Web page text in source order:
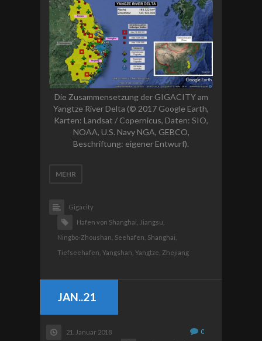
Die Zusammensetzung der GIGACITY am
Yangtze River Delta (© 2017 Google Earth,
Karten: Landsat / Copernicus, Daten: SIO,
NOAA, U.S. Navy NGA, GEBCO,
Beschriftung: eigener Entwurf).
MEHR
Gigacity
Hafen von Shanghai,
Jiangsu,
Ningbo-Zhoushan, Seehafen, Shanghai,
Tiefseehafen, Yangshan, Yangtze, Zhejiang
JAN..21
21. Januar 2018
0